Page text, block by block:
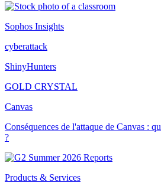
Sophos Insights
cyberattack
ShinyHunters
GOLD CRYSTAL
Canvas
Conséquences de l'attaque de Canvas :
?
Products & Services